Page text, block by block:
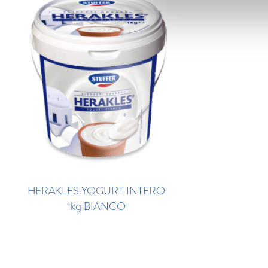
HERAKLES YOGURT INTERO
1kg BIANCO